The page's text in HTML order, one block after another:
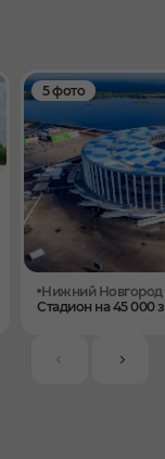
Нижний Новгород
Стадион на 45 000
5 фото